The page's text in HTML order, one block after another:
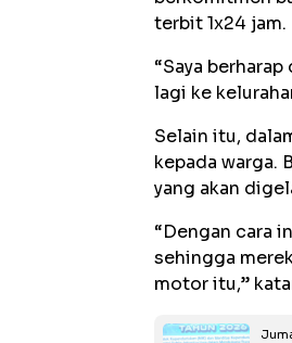
terbit 1x24 jam.
“Saya
lagi ke
Selain itu,
kepada warga.
yang akan
“Dengan cara
sehingga
motor itu,”